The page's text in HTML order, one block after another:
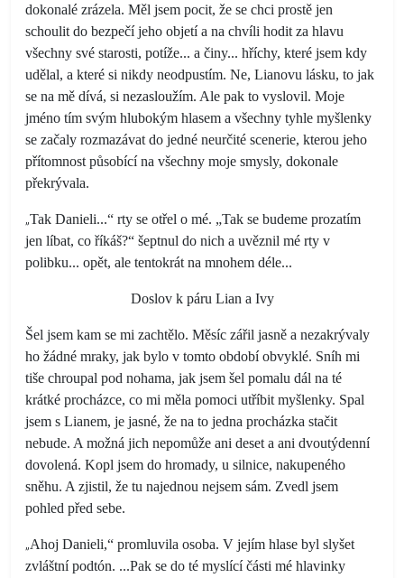
dokonalé zrázela. Měl jsem pocit, že se chci prostě jen
schoulit do bezpečí jeho objetí a na chvíli hodit za hlavu
všechny své starosti, potíže... a činy... hříchy, které jsem kdy
udělal, a které si nikdy neodpustím. Ne, Lianovu lásku, to jak
se na mě dívá, si nezasloužím. Ale pak to vyslovil. Moje
jméno tím svým hlubokým hlasem a všechny tyhle myšlenky
se začaly rozmazávat do jedné neurčité scenerie, kterou jeho
přítomnost působící na všechny moje smysly, dokonale
překrývala.
„Tak Danieli...“ rty se otřel o mé. „Tak se budeme prozatím
jen líbat, co říkáš?“ šeptnul do nich a uvěznil mé rty v
polibku... opět, ale tentokrát na mnohem déle...
Doslov k páru Lian a Ivy
Šel jsem kam se mi zachtělo. Měsíc zářil jasně a nezakrývaly
ho žádné mraky, jak bylo v tomto období obvyklé. Sníh mi
tiše chroupal pod nohama, jak jsem šel pomalu dál na té
krátké procházce, co mi měla pomoci utříbit myšlenky. Spal
jsem s Lianem, je jasné, že na to jedna procházka stačit
nebude. A možná jich nepomůže ani deset a ani dvoutýdenní
dovolená. Kopl jsem do hromady, u silnice, nakupeného
sněhu. A zjistil, že tu najednou nejsem sám. Zvedl jsem
pohled před sebe.
„Ahoj Danieli,“ promluvila osoba. V jejím hlase byl slyšet
zvláštní podtón. ...Pak se do té myslící části mé hlavinky